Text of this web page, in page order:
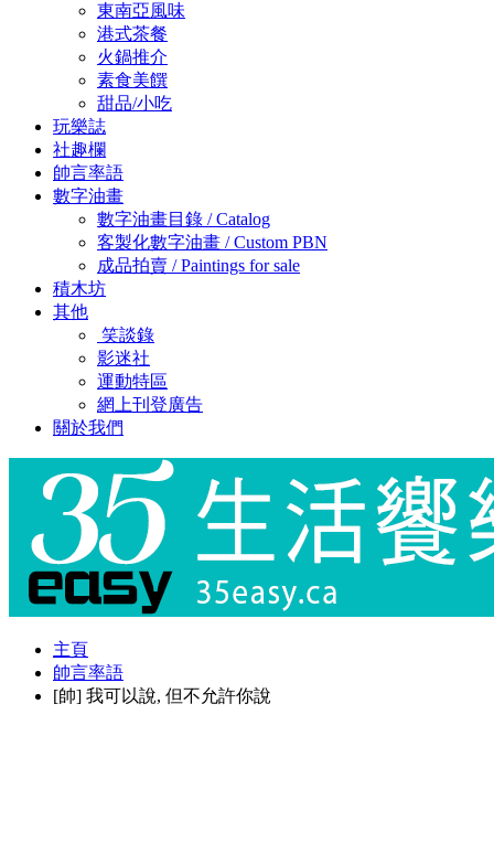
東南亞風味
港式茶餐
火鍋推介
素食美饌
甜品/小吃
玩樂誌
社趣欄
帥言率語
數字油畫
數字油畫目錄 / Catalog
客製化數字油畫 / Custom PBN
成品拍賣 / Paintings for sale
積木坊
其他
笑談錄
影迷社
運動特區
網上刊登廣告
關於我們
主頁
帥言率語
[帥] 我可以說, 但不允許你說